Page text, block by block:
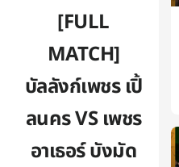
[FULL
MATCH]
บัลลังก์เพชร เปิ้
ลนคร VS เพชร
อาเธอร์ บังมัด